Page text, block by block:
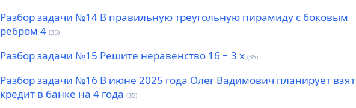
Разбор задачи №14 В правильную треугольную пирамиду с боковым
ребром 4 (35)
Разбор задачи №15 Решите неравенство 16 − 3 x (35)
Разбор задачи №16 В июне 2025 года Олег Вадимович планирует
кредит в банке на 4 года (35)